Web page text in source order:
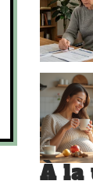
À la